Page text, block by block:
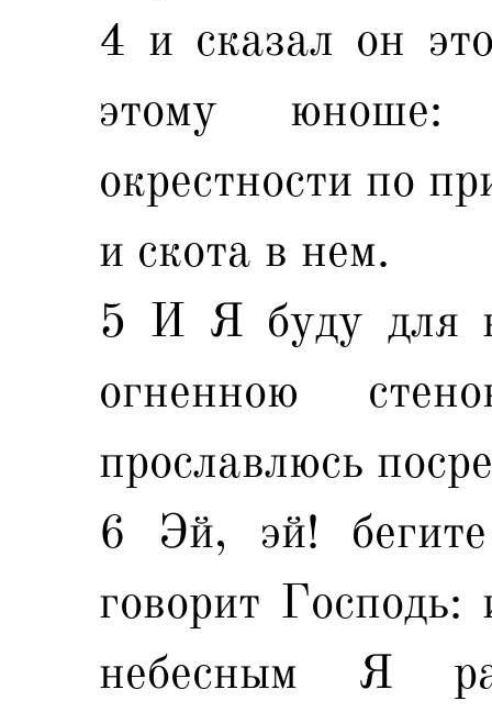
4 и сказал он
этому юноше:
окрестности по
и скота в нем.
5 И Я буду для
огненною
прославлюсь
6 Эй, эй!
говорит
небесным Я